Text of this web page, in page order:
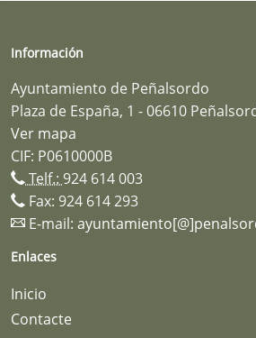
Información
Ayuntamiento de Peñalsordo
Plaza de España, 1 - 06610
Ver mapa
CIF: P0610000B
Telf.: 924 614 003
Fax: 924 614 293
E-mail:
Enlaces
Inicio
Contacte